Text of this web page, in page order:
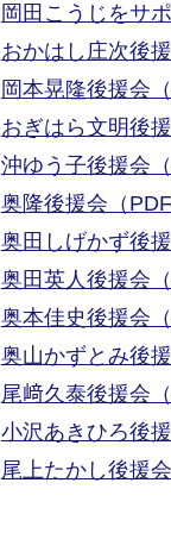
岡田こうじをサ
おかはし庄次後
岡本晃隆後援会
おぎはら文明後
沖ゆう子後援会
奥隆後援会（PDF
奥田しげかず後
奥田英人後援会
奥本佳史後援会
奥山かずとみ後
尾﨑久泰後援会
小沢あきひろ後
尾上たかし後援